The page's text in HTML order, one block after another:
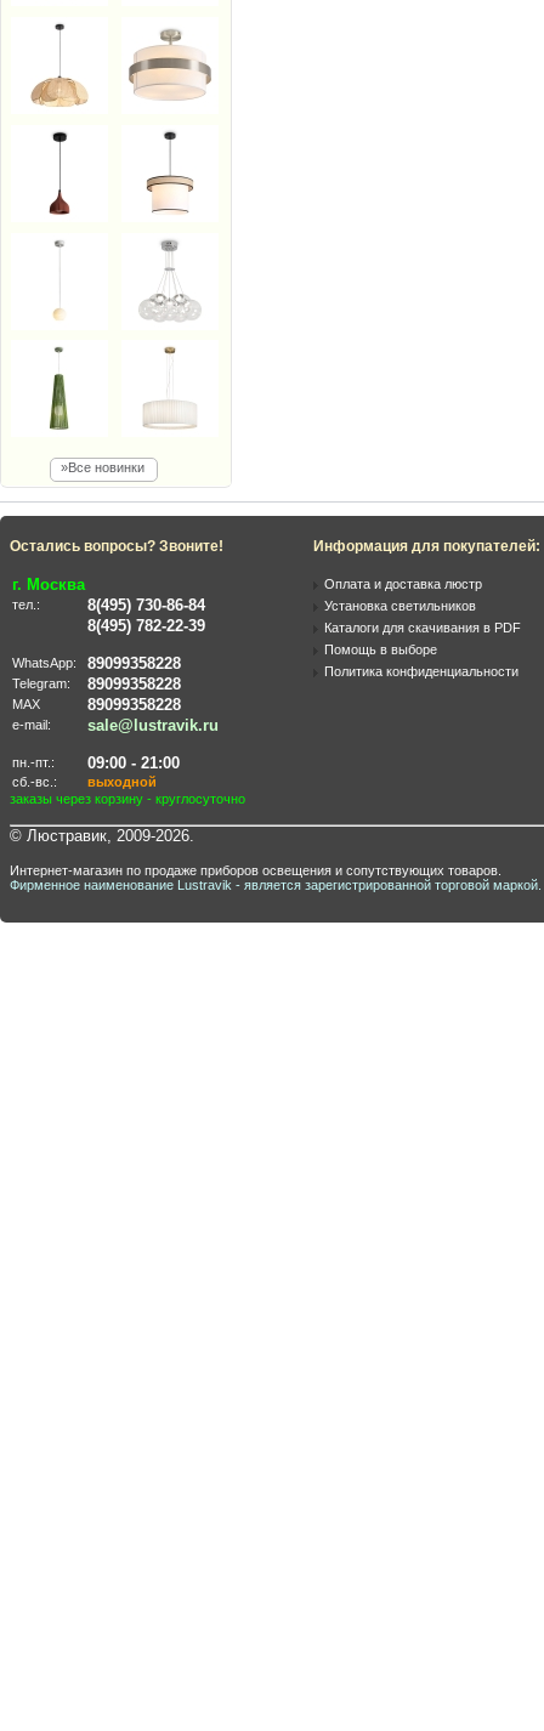
»Все новинки
Остались вопросы? Звоните!
г. Москва
тел.:
8(495) 730-86-84
8(495) 782-22-39
WhatsApp: 89099358228
Telegram: 89099358228
MAX 89099358228
e-mail: sale@lustravik.ru
пн.-пт.: 09:00 - 21:00
сб.-вс.:
выходной
заказы через корзину - круглосуточно
Информация для покупателей:
Оплата и доставка люстр
Установка светильников
Каталоги для скачивания в PDF
Помощь в выборе
Политика конфиденциальности
© Люстравик, 2009-2026.
Интернет-магазин по продаже приборов освещения и сопутствующих товаров.
Фирменное наименование Lustravik - является зарегистрированной торговой